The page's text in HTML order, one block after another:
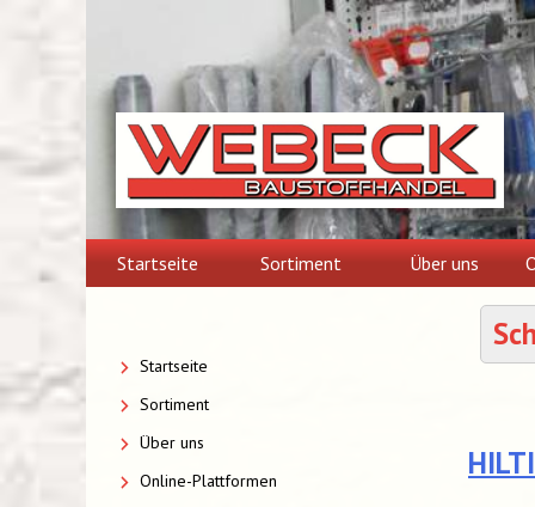
Startseite Sortiment Über uns
Startseite
Sortiment
Über uns
Online-Plattformen